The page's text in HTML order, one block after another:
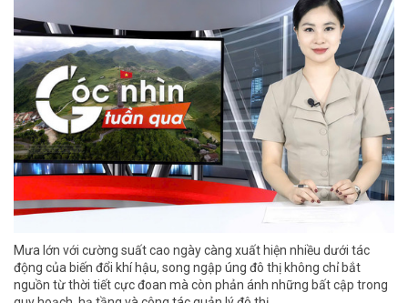
Mưa lớn với cường suất cao ngày càng xuất hiện nhiều dưới tác
động của biến đổi khí hậu, song ngập úng đô thị không chỉ bắt
nguồn từ thời tiết cực đoan mà còn phản ánh những bất cập trong